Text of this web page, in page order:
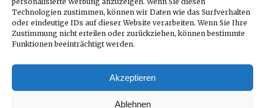
Technologien zustimmen, können wir Daten wie das Surfverhalten
oder eindeutige IDs auf dieser Website verarbeiten. Wenn Sie Ihre
Zustimmung nicht erteilen oder zurückziehen, können bestimmte
Funktionen beeinträchtigt werden.
Akzeptieren
Ablehnen
über Projekte entschieden wird. Ein sehr
lesenswertes Paperback und umfassend
recherchiertes Informationswerk im DIN A
4 Format, das für 23,50 Euro im
Zeitschriftenhandel und auch direkt beim
Verlag zu haben ist.